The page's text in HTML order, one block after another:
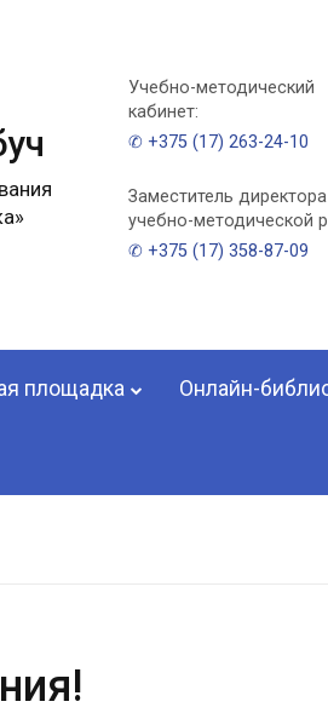
Учебно-методический
кабинет:
✆ +375 (17) 263-24-10
Заместитель
учебно-методической
✆ +375 (17) 358-87-09
площадка Онлайн-